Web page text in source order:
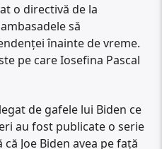
o directivă de la
să
înainte de vreme.
pe care Iosefina Pascal
de gafele lui Biden ce
au fost publicate o serie
Joe Biden avea pe față